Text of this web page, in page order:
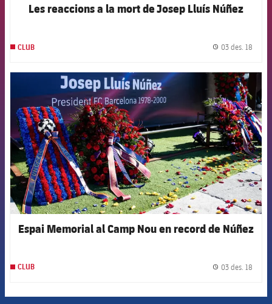
Les reaccions a la mort de Josep Lluís Núñez
CLUB 03 des. 18
FCB Barcelona badge
Espai Memorial al Camp Nou en record de Núñez
CLUB 03 des. 18